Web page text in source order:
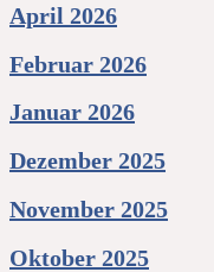
April 2026
Februar 2026
Januar 2026
Dezember 2025
November 2025
Oktober 2025